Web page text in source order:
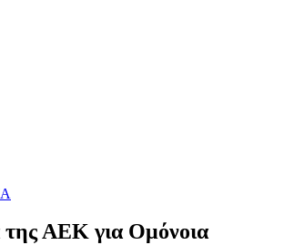
της ΑΕΚ για Ομόνοια